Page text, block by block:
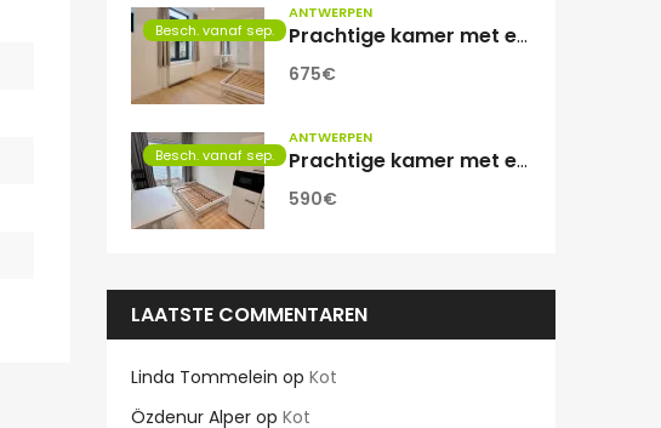
Besch. vanaf sep.
ANTWERPEN
Prachtige kamer met eigen sanitair!
675€
Besch. vanaf sep.
ANTWERPEN
Prachtige kamer met eigen sanitair!
590€
LAATSTE COMMENTAREN
Linda Tommelein op Kot
Özdenur Alper op Kot